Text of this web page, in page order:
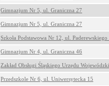
Gimnazjum Nr 5, ul. Graniczna 27
Gimnazjum Nr 5, ul. Graniczna 27
Szkoła Podstawowa Nr 12, ul. Paderewskiego
Gimnazjum Nr 4, ul. Graniczna 46
Zakład Obsługi Śląskiego Urzędu
Przedszkole Nr 6, ul. Uniwersytecka 15